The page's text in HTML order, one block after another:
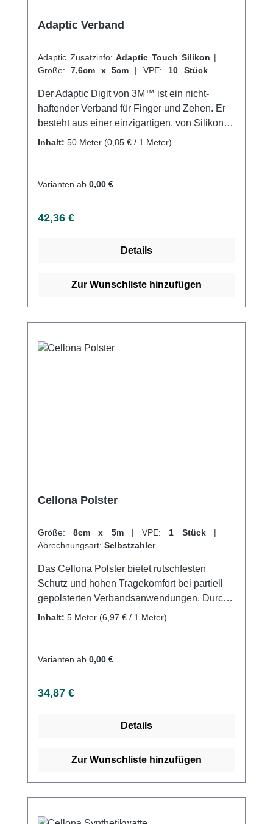
Adaptic Verband
Adaptic Zusatzinfo: Adaptic Touch Silikon |
Größe: 7,6cm x 5cm | VPE: 10 Stück
Der Adaptic Digit von 3M™ ist ein nicht-
haftender Verband für Finger und Zehen. Er
besteht aus einer einzigartigen, von Silikon
ummantelten Kontaktschicht, die nicht an der
Anwendung an Fingern und Zehen konzipiert
Schere erforderlich sind. Dank seiner
Beschaffenheit ermöglicht der Adaptic Digit
Fuß, ohne dass er sich mit der Wunde
vorzunehmen. Weitere Vorteile des Verbands
Inhalt: 50 Meter (0,85 € / 1 Meter)
Varianten ab 0,00 €
Regulärer Preis:
42,36 €
Details
Zur Wunschliste hinzufügen
Cellona Polster
Größe: 8cm x 5m | VPE: 1 Stück |
Abrechnungsart: Selbstzahler
Das Cellona Polster bietet rutschfesten
Schutz und hohen Tragekomfort bei partiell
gepolsterten Verbandsanwendungen. Durch
seine luftdurchlässige, selbstklebende
Druckstellen. Es ist in verschiedenen Größen
Polyester, 30% Polypropylen und 20%
Herstellers Kaufen Sie jetzt Cellona Polster
unserem schnellen Versand und unserem
Inhalt: 5 Meter (6,97 € / 1 Meter)
Varianten ab 0,00 €
Regulärer Preis:
34,87 €
Details
Zur Wunschliste hinzufügen